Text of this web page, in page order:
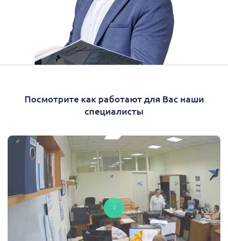
Посмотрите как работают для Вас наши
специалисты